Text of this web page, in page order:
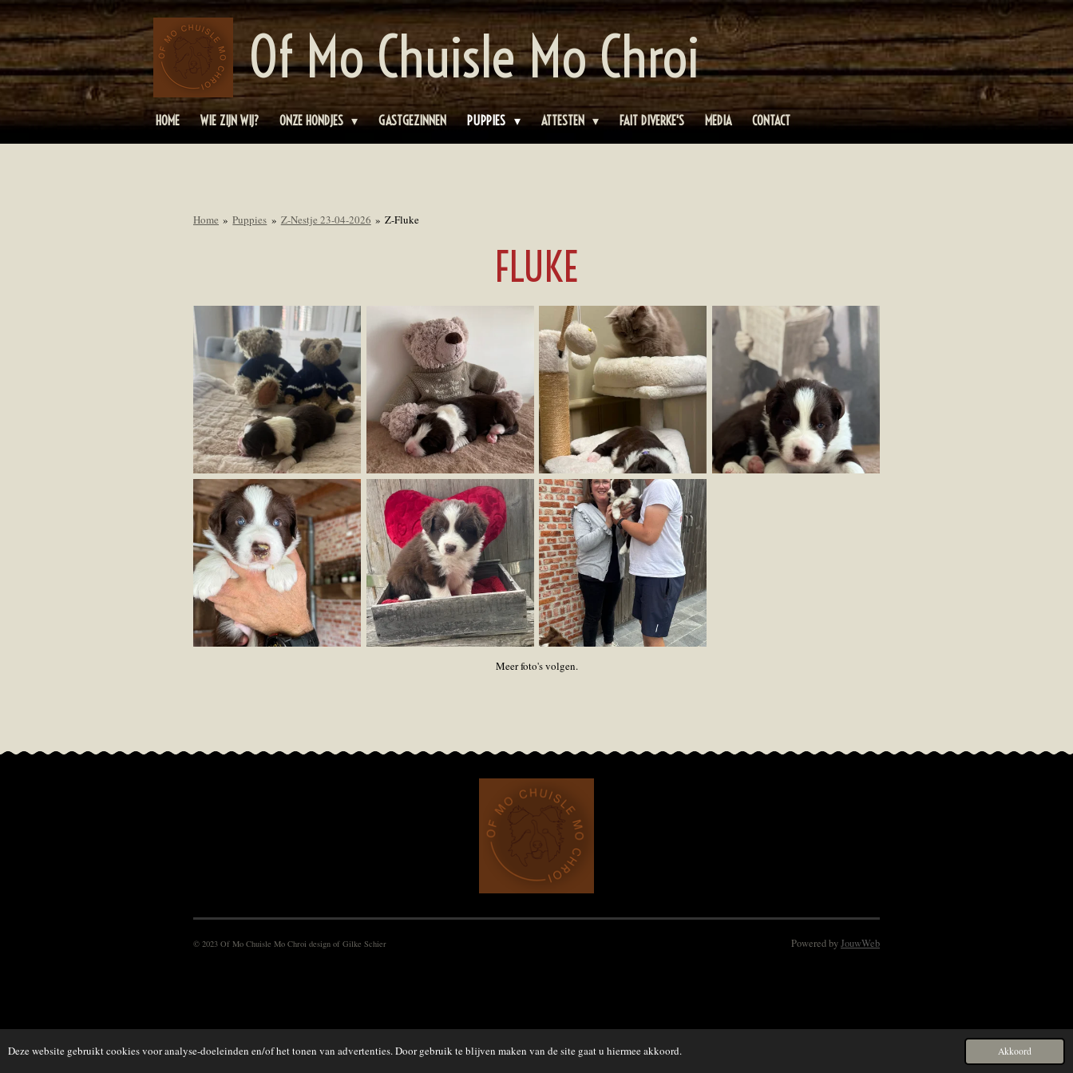
Deze website gebruikt cookies voor analyse-doeleinden en/of het tonen van advertenties. Door gebruik te blijven maken van de site gaat u hiermee akkoord. Akkoord
Ga
direct
naar
de
hoofdinhoud
Of Mo Chuisle Mo Chroi
HOME WIE ZIJN WIJ? ONZE HONDJES GASTGEZINNEN PUPPIES ATTESTEN FAIT DIVERKE'S MEDIA CONTACT
Home » Puppies » Z-Nestje 23-04-2026 » Z-Fluke
FLUKE
Meer foto's volgen.
© 2023 Of Mo Chuisle Mo Chroi design of Gilke Schier Powered byJouwWeb